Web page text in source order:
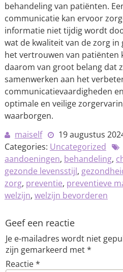
behandeling van patiënten.
communicatie kan ervoor
informatie niet tijdig wordt
wat de kwaliteit van de zorg in
het vertrouwen van patiënten
daarom van groot belang dat
samenwerken aan het
communicatievaardigheden
optimale en veilige
waarborgen.
maiself
19 augustus
Categories: Uncategorized
aandoeningen, behandeling,
gezonde levensstijl,
zorg, preventie, preventieve
welzijn, welzijn bevorderen
Geef een reactie
Je e-mailadres wordt niet
zijn gemarkeerd met*
Reactie*